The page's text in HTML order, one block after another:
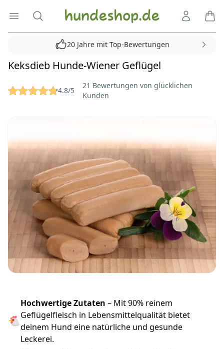
Menü öffnen
Suche Hundeshop.de
20 Jahre mit Top-Bewertungen
Keksdieb Hunde-Wiener Geflügel
Reviews 4.8/5
21 Bewertungen von glücklichen
Kunden
🐔
Hochwertige Zutaten – Mit 90% reinem
Geflügelfleisch in Lebensmittelqualität bietet
deinem Hund eine natürliche und gesunde
Leckerei.